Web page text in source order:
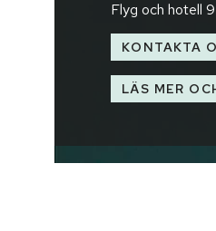
Flyg och hotell
KONTAKTA
LÄS MER